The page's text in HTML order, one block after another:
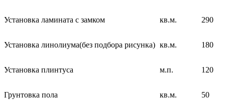
Установка ламината с замком кв.м. 290
Установка линолиума(без подбора рисунка) кв.м. 180
Установка плинтуса м.п. 120
Грунтовка пола кв.м. 50